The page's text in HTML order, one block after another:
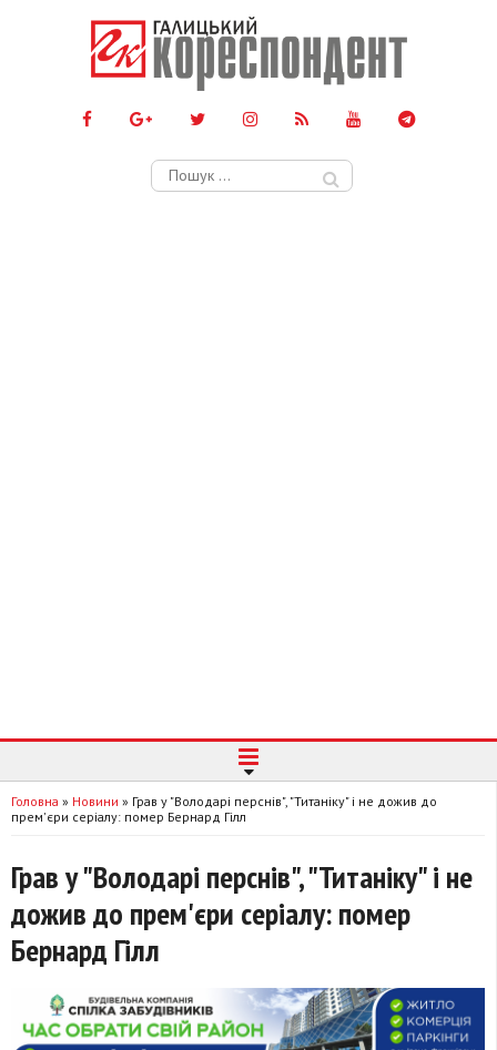
Пошук:
Головна » Новини » Грав у "Володарі перснів", "Титаніку" і не дожив до
прем'єри серіалу: помер Бернард Гілл
Грав у "Володарі перснів", "Титаніку" і не
дожив до прем'єри серіалу: помер
Бернард Гілл